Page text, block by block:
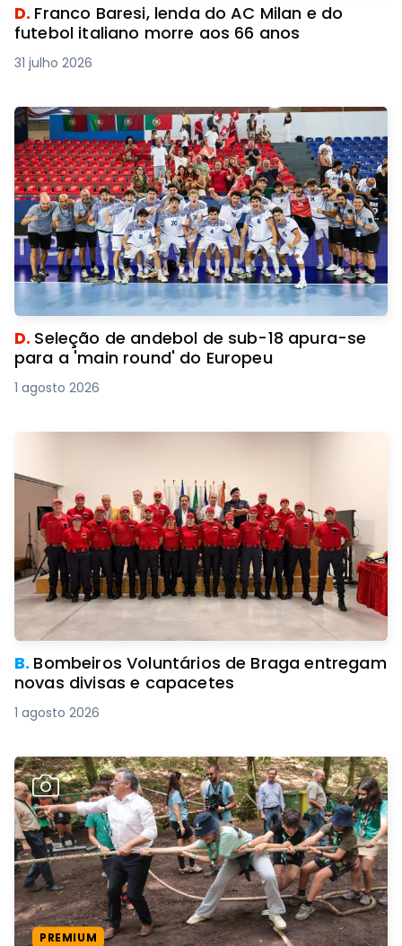
D. Franco Baresi, lenda do AC Milan e do
futebol italiano morre aos 66 anos
31 julho 2026
D. Seleção de andebol de sub-18 apura-se
para a 'main round' do Europeu
1 agosto 2026
B. Bombeiros Voluntários de Braga entregam
novas divisas e capacetes
1 agosto 2026
PREMIUM